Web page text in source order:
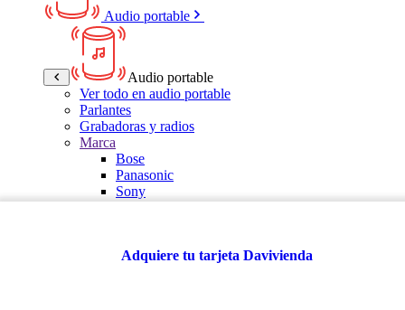
Audio portable
Audio portable
Ver todo en audio portable
Parlantes
Grabadoras y radios
Marca
Bose
Panasonic
Sony
Multitech
Adquiere tu tarjeta Davivienda